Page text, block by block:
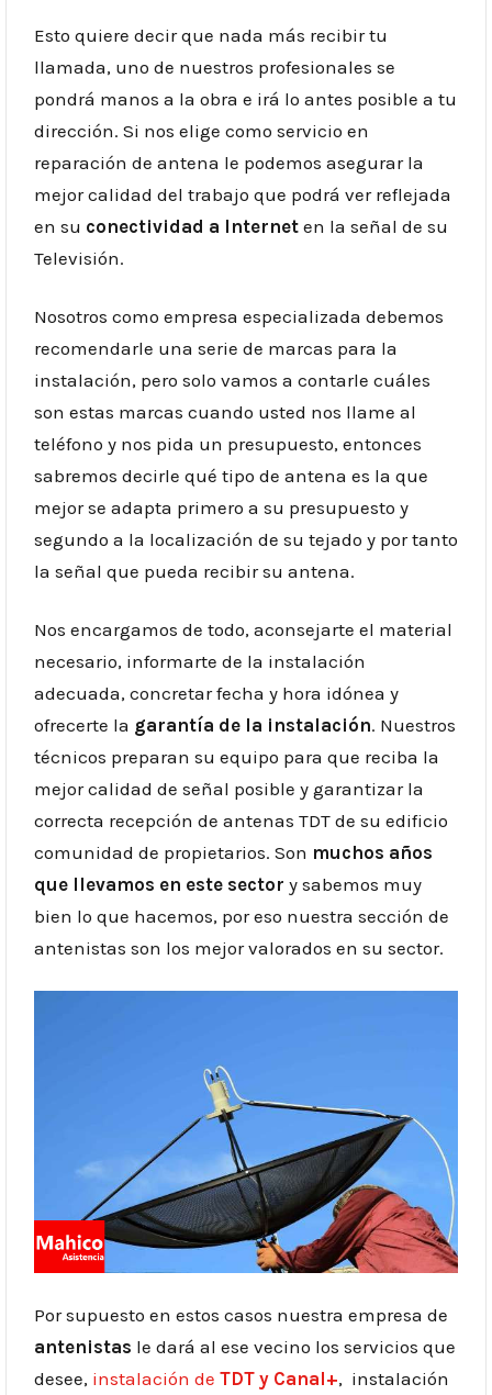
Esto quiere decir que nada más recibir tu
llamada, uno de nuestros profesionales se
pondrá manos a la obra e irá lo antes posible a tu
dirección. Si nos elige como servicio en
reparación de antena le podemos asegurar la
mejor calidad del trabajo que podrá ver reflejada
en su conectividad a Internet en la señal de su
Televisión.
Nosotros como empresa especializada debemos
recomendarle una serie de marcas para la
instalación, pero solo vamos a contarle cuáles
son estas marcas cuando usted nos llame al
teléfono y nos pida un presupuesto, entonces
sabremos decirle qué tipo de antena es la que
mejor se adapta primero a su presupuesto y
segundo a la localización de su tejado y por tanto
la señal que pueda recibir su antena.
Nos encargamos de todo, aconsejarte el material
necesario, informarte de la instalación
adecuada, concretar fecha y hora idónea y
ofrecerte la garantía de la instalación. Nuestros
técnicos preparan su equipo para que reciba la
mejor calidad de señal posible y garantizar la
correcta recepción de antenas TDT de su edificio
comunidad de propietarios. Son muchos años
que llevamos en este sector y sabemos muy
bien lo que hacemos, por eso nuestra sección de
antenistas son los mejor valorados en su sector.
Por supuesto en estos casos nuestra empresa de
antenistas le dará al ese vecino los servicios que
desee, instalación de TDT y Canal+, instalación